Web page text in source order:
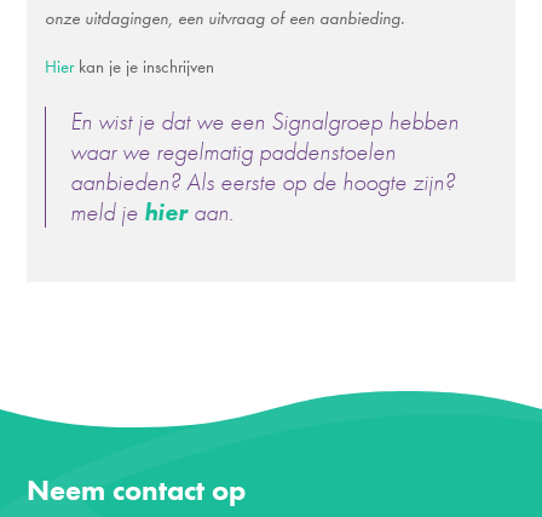
onze uitdagingen, een uitvraag of een aanbieding.
Hierkan je je inschrijven
En wist je dat we een Signalgroep hebben
waar we regelmatig paddenstoelen
aanbieden? Als eerste op de hoogte zijn?
meld je hieraan.
Neem contact op